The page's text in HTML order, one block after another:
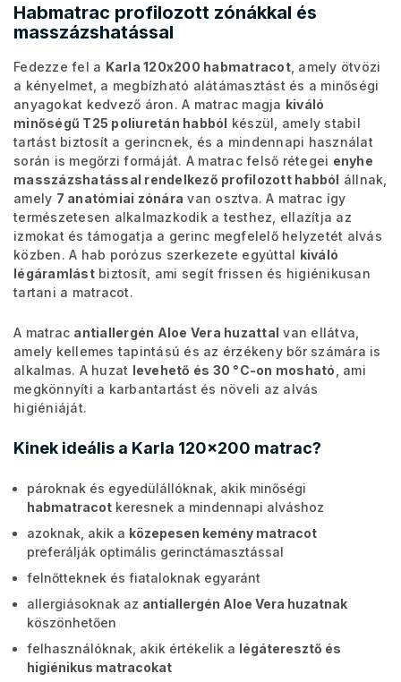
Habmatrac profilozott zónákkal és
masszázshatással
Fedezze fel a Karla 120x200 habmatracot, amely ötvözi
a kényelmet, a megbízható alátámasztást és a minőségi
anyagokat kedvező áron. A matrac magja kiváló
minőségű T25 poliuretán habból készül, amely stabil
tartást biztosít a gerincnek, és a mindennapi használat
során is megőrzi formáját. A matrac felső rétegei enyhe
masszázshatással rendelkező profilozott habból állnak,
amely 7 anatómiai zónára van osztva. A matrac így
természetesen alkalmazkodik a testhez, ellazítja az
izmokat és támogatja a gerinc megfelelő helyzetét alvás
közben. A hab porózus szerkezete egyúttal kiváló
légáramlástbiztosít, ami segít frissen és higiénikusan
tartani a matracot.
A matrac antiallergén Aloe Vera huzattal van ellátva,
amely kellemes tapintású és az érzékeny bőr számára is
alkalmas. A huzat levehető és 30 °C-on mosható , ami
megkönnyíti a karbantartást és növeli az alvás
higiéniáját.
Kinek ideális a Karla 120x200 matrac?
pároknak és egyedülállóknak, akik minőségi
habmatracot keresnek a mindennapi alváshoz
azoknak, akik a közepesen kemény matracot
preferálják optimális gerinctámasztással
felnőtteknek és fiataloknak egyaránt
allergiásoknak az antiallergén Aloe Vera huzatnak
köszönhetően
felhasználóknak, akik értékelik a légáteresztő és
higiénikus matracokat